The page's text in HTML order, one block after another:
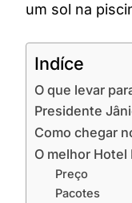
um sol na
Indíce
O que levar
Presidente
Como chegar
O melhor Hotel
Preço
Pacotes